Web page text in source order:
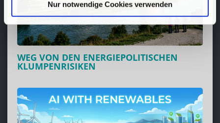
Nur notwendige Cookies verwenden
WEG VON DEN ENERGIEPOLITISCHEN
KLUMPENRISIKEN